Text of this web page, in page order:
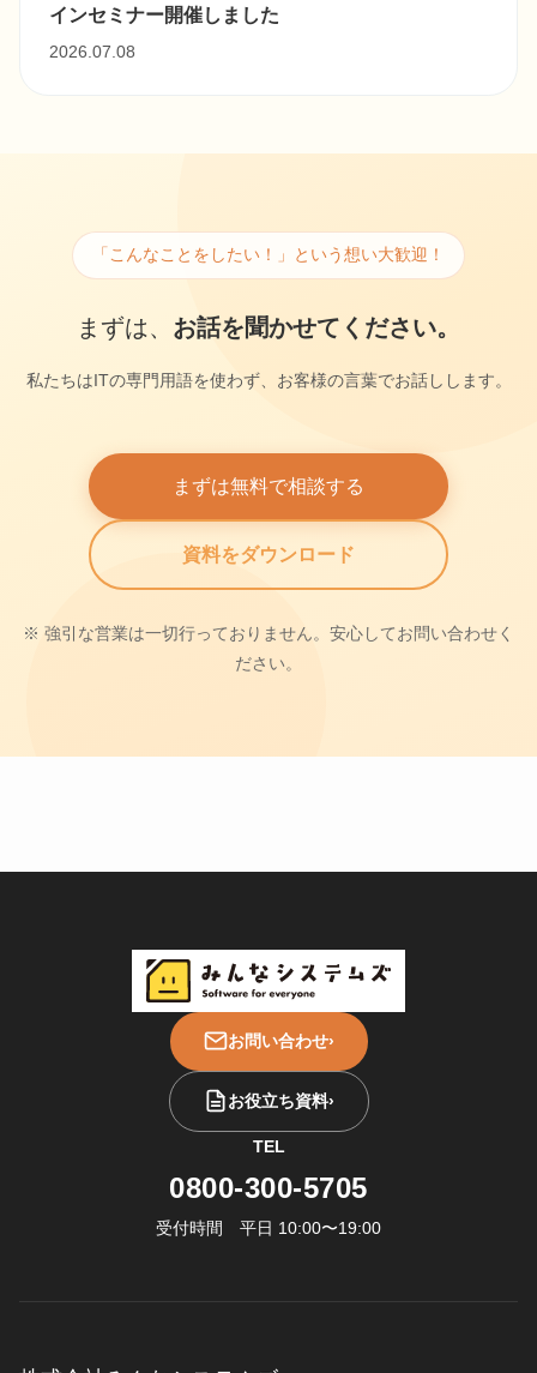
インセミナー開催しました
2026.07.08
「こんなことをしたい！」という想い大歓迎！
まずは、 お話を聞かせてください。
私たちはITの専門用語を使わず、お客様の言葉でお話しします。
まずは無料で相談する
資料をダウンロード
※ 強引な営業は一切行っておりません。安心してお問い合わせく
ださい。
お問い合わせ›
お役立ち資料›
TEL
0800-300-5705
受付時間 平日 10:00〜19:00